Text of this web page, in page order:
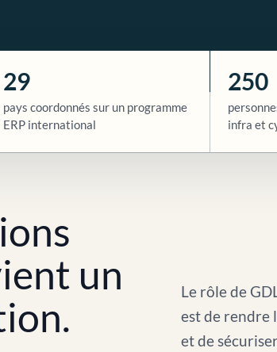
29
pays coordonnés sur un programme
ERP international
250
infra et
un
Le rôle de
est de rendre
et de